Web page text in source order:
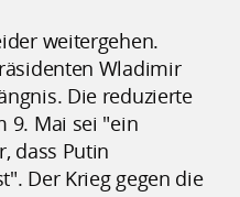
weitergehen.
Wladimir
Die reduzierte
9. Mai sei "ein
dass Putin
Der Krieg gegen die